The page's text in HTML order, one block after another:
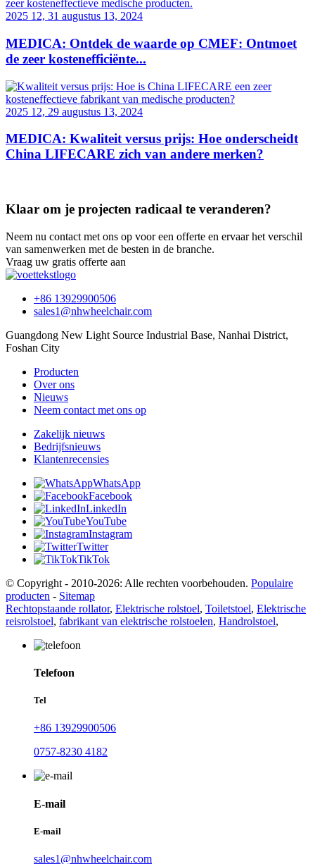
2025 12, 31 augustus 13, 2024
MEDICA: Ontdek de waarde op CMEF: Ontmoet
de zeer kostenefficiënte...
2025 12, 29 augustus 13, 2024
MEDICA: Kwaliteit versus prijs: Hoe onderscheidt
China LIFECARE zich van andere merken?
Klaar om je projecten radicaal te veranderen?
Neem nu contact met ons op voor een offerte en ervaar het verschil
van samenwerken met de besten in de branche.
Vraag uw gratis offerte aan
+86 13929900506
sales1@nhwheelchair.com
Guangdong New Light Source Industrial Base, Nanhai District,
Foshan City
Producten
Over ons
Nieuws
Neem contact met ons op
Zakelijk nieuws
Bedrijfsnieuws
Klantenrecensies
WhatsApp
Facebook
LinkedIn
YouTube
Instagram
Twitter
TikTok
© Copyright - 2010-2026: Alle rechten voorbehouden. Populaire
producten - Sitemap
Rechtopstaande rollator, Elektrische rolstoel, Toiletstoel, Elektrische
reisrolstoel, fabrikant van elektrische rolstoelen, Handrolstoel,
Telefoon
Tel
+86 13929900506
0757-8230 4182
E-mail
E-mail
sales1@nhwheelchair.com